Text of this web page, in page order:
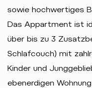
sowie hochwertiges
Das Appartment ist
über bis zu 3
Schlafcouch) mit
Kinder und
ebenerdigen